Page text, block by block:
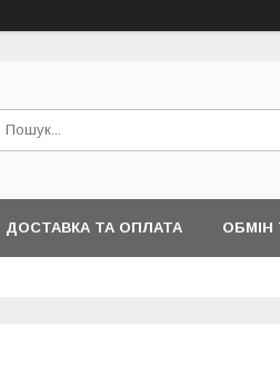
ДОСТАВКА ТА ОПЛАТА ОБМІН